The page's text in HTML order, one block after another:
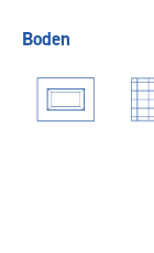
Boden